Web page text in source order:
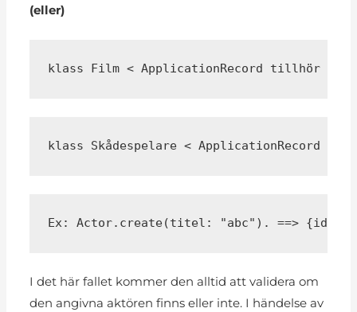
(eller)
klass Film < ApplicationRecord tillhör
klass Skådespelare < ApplicationRecord
Ex: Actor.create(titel: "abc"). ==> {id: 1,
I det här fallet kommer den alltid att validera om
den angivna aktören finns eller inte. I händelse av